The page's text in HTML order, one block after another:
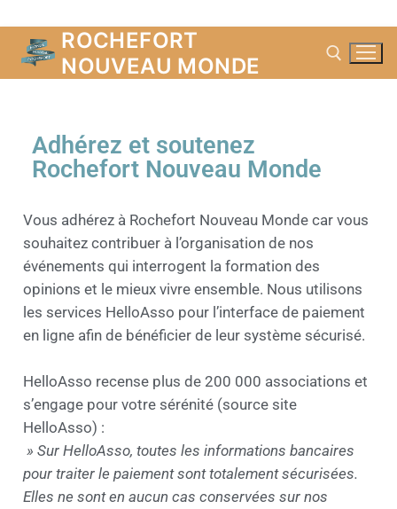
ROCHEFORT
NOUVEAU MONDE
Adhérez et soutenez
Rochefort Nouveau Monde
Vous adhérez à Rochefort Nouveau Monde car vous
souhaitez contribuer à l’organisation de nos
événements qui interrogent la formation des
opinions et le mieux vivre ensemble. Nous utilisons
les services HelloAsso pour l’interface de paiement
en ligne afin de bénéficier de leur système sécurisé.
HelloAsso recense plus de 200 000 associations et
s’engage pour votre sérénité (source site
HelloAsso) :
» Sur HelloAsso, toutes les informations bancaires
pour traiter le paiement sont totalement sécurisées.
Elles ne sont en aucun cas conservées sur nos